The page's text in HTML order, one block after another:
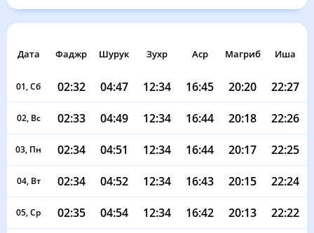
Дата Фаджр Шурук Зухр Аср Магриб Иша
01, Сб 02:32 04:47 12:34 16:45 20:20 22:27
02, Вс 02:33 04:49 12:34 16:44 20:18 22:26
03, Пн 02:34 04:51 12:34 16:44 20:17 22:25
04, Вт 02:34 04:52 12:34 16:43 20:15 22:24
05, Ср 02:35 04:54 12:34 16:42 20:13 22:22